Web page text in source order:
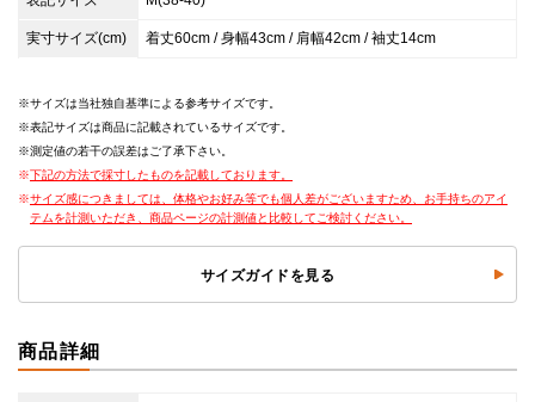
実寸サイズ(cm) 着丈60cm / 身幅43cm / 肩幅42cm / 袖丈14cm
サイズは当社独自基準による参考サイズです。
表記サイズは商品に記載されているサイズです。
測定値の若干の誤差はご了承下さい。
下記の方法で採寸したものを記載しております。
サイズ感につきましては、体格やお好み等でも個人差がございますため、お手持ちのアイ
テムを計測いただき、商品ページの計測値と比較してご検討ください。
サイズガイドを見る
商品詳細